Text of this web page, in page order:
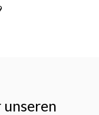
unseren